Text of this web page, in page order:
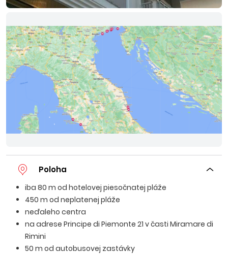
Poloha
iba 80 m od hotelovej piesočnatej pláže
450 m od neplatenej pláže
neďaleho centra
na adrese Principe di Piemonte 21 v časti Miramare di
Rimini
50 m od autobusovej zastávky